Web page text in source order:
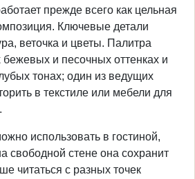
прежде всего как цельная
Ключевые детали
веточка и цветы. Палитра
бежевых и песочных оттенках и
тонах; один из ведущих
в текстиле или мебели для
использовать в гостиной,
свободной стене она сохранит
читаться с разных точек